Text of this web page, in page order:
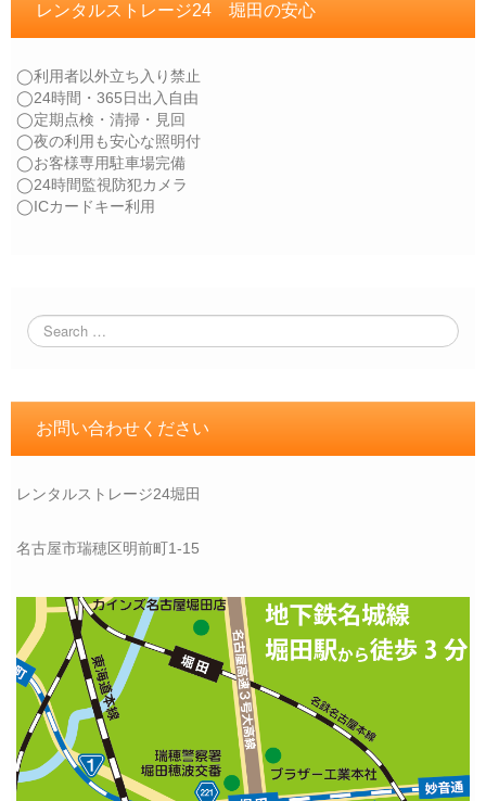
レンタルストレージ24 堀田の安心
◯利用者以外立ち入り禁止
◯24時間・365日出入自由
◯定期点検・清掃・見回
◯夜の利用も安心な照明付
◯お客様専用駐車場完備
◯24時間監視防犯カメラ
◯ICカードキー利用
お問い合わせください
レンタルストレージ24堀田
名古屋市瑞穂区明前町1-15